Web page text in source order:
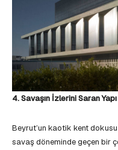
4. Savaşın İzlerini Saran Yapı
Beyrut’un kaotik kent
savaş döneminde geçen bir